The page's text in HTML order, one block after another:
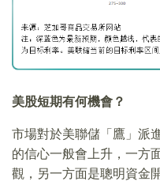
美股短期有何機會？
市場對於美聯儲「鷹」派
的信心一般會上升，一方
觀，另一方面是聰明資金